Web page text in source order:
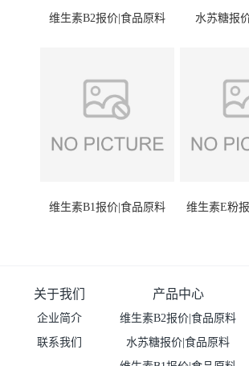
维生素B2报价|食品原料 水苏糖报
维生素B1报价|食品原料 维生素E粉
关于我们
企业简介
联系我们
产品中心
维生素B2报价|食品原料
水苏糖报价|食品原料